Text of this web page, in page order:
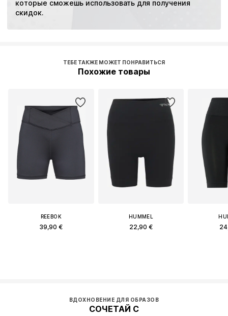
которые сможешь использовать для получения
скидок.
ТЕБЕ ТАКЖЕ МОЖЕТ ПОНРАВИТЬСЯ
Похожие товары
REEBOK
39,90 €
HUMMEL
22,90 €
ВДОХНОВЕНИЕ ДЛЯ ОБРАЗОВ
СОЧЕТАЙ С